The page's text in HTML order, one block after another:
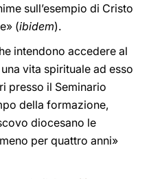
sull’esempio di Cristo
(ibidem).
intendono accedere al
vita spirituale ad esso
presso il Seminario
della formazione,
diocesano le
per quattro anni»